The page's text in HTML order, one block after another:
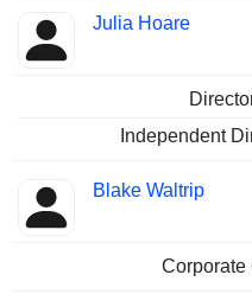
Julia Hoare
Independent
Blake Waltrip
Corporate